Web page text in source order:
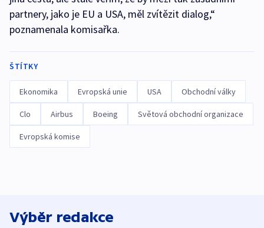
partnery, jako je EU a USA, měl zvítězit dialog,“
poznamenala komisařka.
ŠTÍTKY
Ekonomika Evropská unie USA Obchodní války
Clo Airbus Boeing Světová obchodní organizace
Evropská komise
Výběr redakce